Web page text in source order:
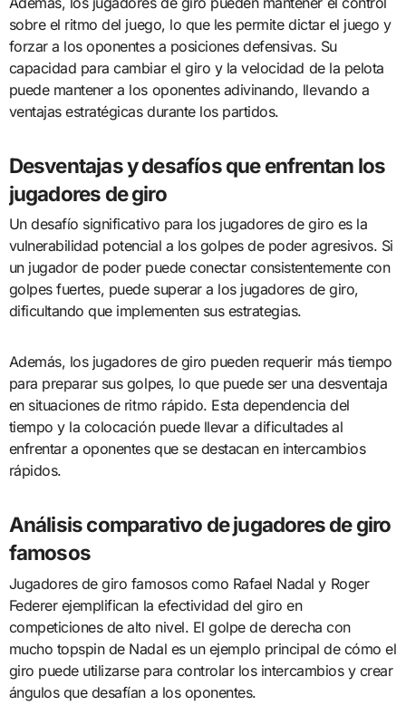
sobre el ritmo del juego, lo que les permite dictar el juego y
forzar a los oponentes a posiciones defensivas. Su
capacidad para cambiar el giro y la velocidad de la pelota
puede mantener a los oponentes adivinando, llevando a
ventajas estratégicas durante los partidos.
Desventajas y desafíos que enfrentan los
jugadores de giro
Un desafío significativo para los jugadores de giro es la
vulnerabilidad potencial a los golpes de poder agresivos. Si
un jugador de poder puede conectar consistentemente con
golpes fuertes, puede superar a los jugadores de giro,
dificultando que implementen sus estrategias.
Además, los jugadores de giro pueden requerir más tiempo
para preparar sus golpes, lo que puede ser una desventaja
en situaciones de ritmo rápido. Esta dependencia del
tiempo y la colocación puede llevar a dificultades al
enfrentar a oponentes que se destacan en intercambios
rápidos.
Análisis comparativo de jugadores de giro
famosos
Jugadores de giro famosos como Rafael Nadal y Roger
Federer ejemplifican la efectividad del giro en
competiciones de alto nivel. El golpe de derecha con
mucho topspin de Nadal es un ejemplo principal de cómo el
giro puede utilizarse para controlar los intercambios y crear
ángulos que desafían a los oponentes.